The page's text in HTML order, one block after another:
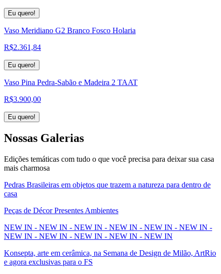
Eu quero!
Vaso Meridiano G2 Branco Fosco Holaria
R$2.361,84
Eu quero!
Vaso Pina Pedra-Sabão e Madeira 2 TAAT
R$3.900,00
Eu quero!
Nossas Galerias
Edições temáticas com tudo o que você precisa para deixar sua casa
mais charmosa
Pedras Brasileiras em objetos que trazem a natureza para dentro de
casa
Peças de Décor Presentes Ambientes
NEW IN - NEW IN - NEW IN - NEW IN - NEW IN - NEW IN -
NEW IN - NEW IN - NEW IN - NEW IN - NEW IN
Konsepta, arte em cerâmica, na Semana de Design de Milão, ArtRio
e agora exclusivas para o FS